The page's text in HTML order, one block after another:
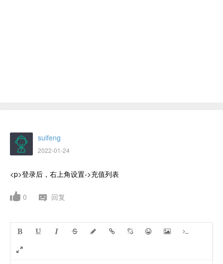
suifeng
2022-01-24
<p>登录后，右上角设置->充值列表
0 回复